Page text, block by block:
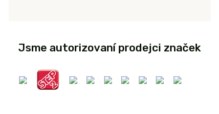
Jsme autorizovaní prodejci značek